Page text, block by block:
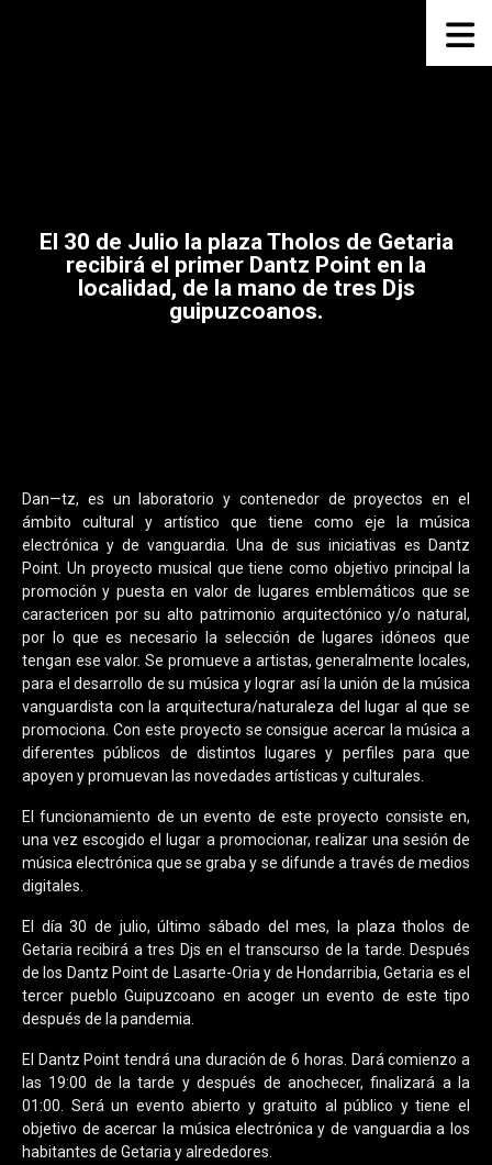
El 30 de Julio la plaza Tholos de Getaria
recibirá el primer Dantz Point en la
localidad, de la mano de tres Djs
guipuzcoanos.
Dan—tz, es un laboratorio y contenedor de proyectos en el
ámbito cultural y artístico que tiene como eje la música
electrónica y de vanguardia. Una de sus iniciativas es Dantz
Point. Un proyecto musical que tiene como objetivo principal la
promoción y puesta en valor de lugares emblemáticos que se
caractericen por su alto patrimonio arquitectónico y/o natural,
por lo que es necesario la selección de lugares idóneos que
tengan ese valor. Se promueve a artistas, generalmente locales,
para el desarrollo de su música y lograr así la unión de la música
vanguardista con la arquitectura/naturaleza del lugar al que se
promociona. Con este proyecto se consigue acercar la música a
diferentes públicos de distintos lugares y perfiles para que
apoyen y promuevan las novedades artísticas y culturales.
El funcionamiento de un evento de este proyecto consiste en,
una vez escogido el lugar a promocionar, realizar una sesión de
música electrónica que se graba y se difunde a través de medios
digitales.
El día 30 de julio, último sábado del mes, la plaza tholos de
Getaria recibirá a tres Djs en el transcurso de la tarde. Después
de los Dantz Point de Lasarte-Oria y de Hondarribia, Getaria es el
tercer pueblo Guipuzcoano en acoger un evento de este tipo
después de la pandemia.
El Dantz Point tendrá una duración de 6 horas. Dará comienzo a
las 19:00 de la tarde y después de anochecer, finalizará a la
01:00. Será un evento abierto y gratuito al público y tiene el
objetivo de acercar la música electrónica y de vanguardia a los
habitantes de Getaria y alrededores.